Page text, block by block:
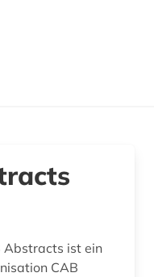
Abstracts ist ein
CAB